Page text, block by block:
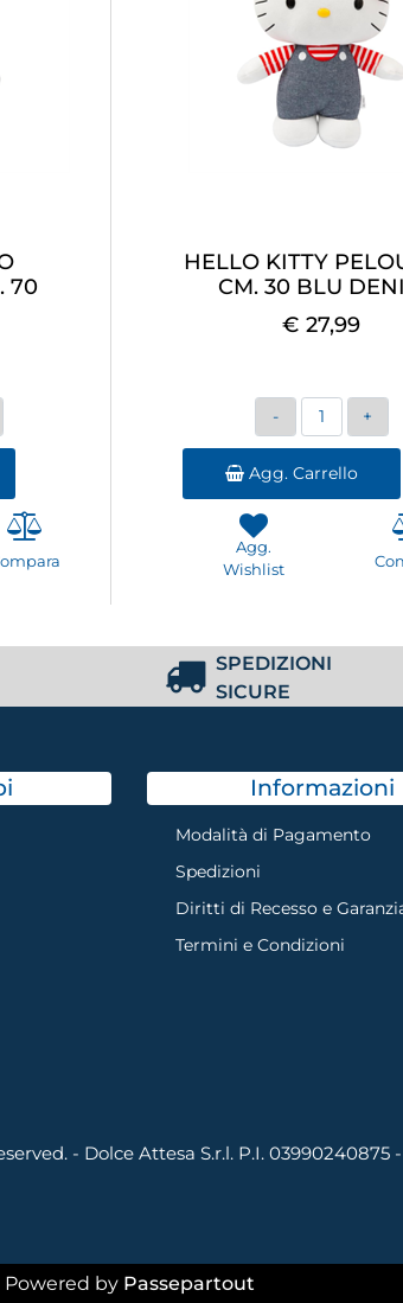
70
HELLO KITTY
CM. 30 BLU
€ 27,99
Quantità
Agg. Carrello
Agg.
Wishlist
SPEDIZIONI
SICURE
Informazioni
Modalità di Pagamento
Spedizioni
Diritti di Recesso e
Termini e Condizioni
- Dolce Attesa S.r.l. P.I. 03990240875 -
Powered by Passepartout